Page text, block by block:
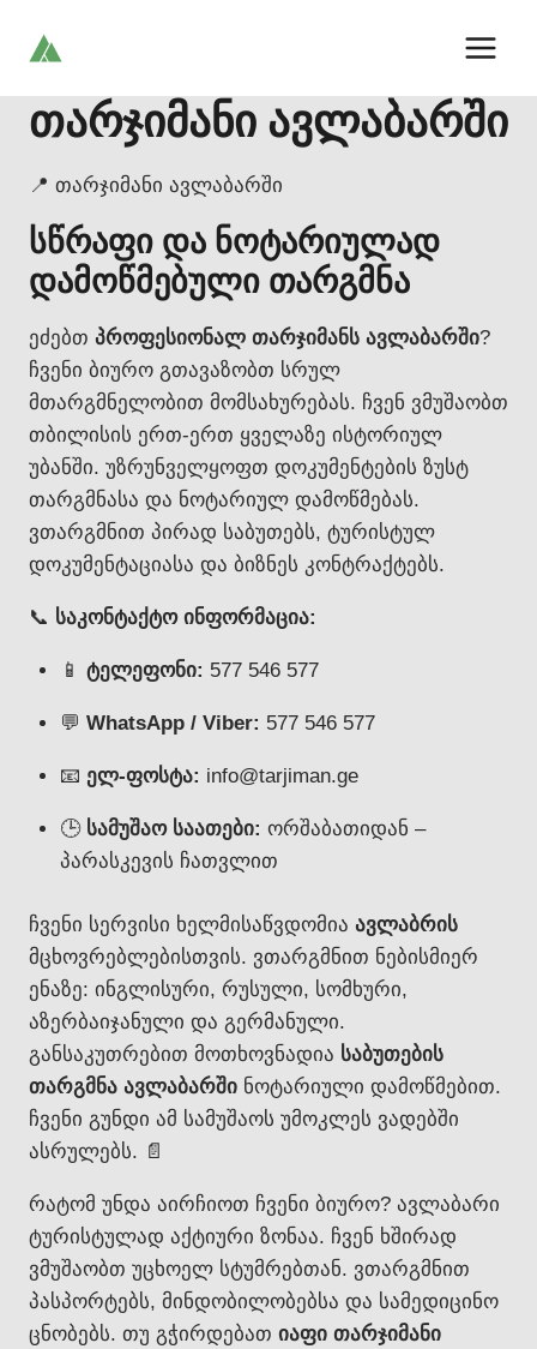
თარჯიმანი ავლაბარში
📍 თარჯიმანი ავლაბარში
სწრაფი და ნოტარიულად
დამოწმებული თარგმნა
ეძებთ პროფესიონალ თარჯიმანს ავლაბარში?
ჩვენი ბიურო გთავაზობთ სრულ
მთარგმნელობით მომსახურებას. ჩვენ ვმუშაობთ
თბილისის ერთ-ერთ ყველაზე ისტორიულ
უბანში. უზრუნველყოფთ დოკუმენტების ზუსტ
თარგმნასა და ნოტარიულ დამოწმებას.
ვთარგმნით პირად საბუთებს, ტურისტულ
დოკუმენტაციასა და ბიზნეს კონტრაქტებს.
📞 საკონტაქტო ინფორმაცია:
📱 ტელეფონი: 577 546 577
💬 WhatsApp / Viber: 577 546 577
📧 ელ-ფოსტა: info@tarjiman.ge
🕒 სამუშაო საათები: ორშაბათიდან –
პარასკევის ჩათვლით
ჩვენი სერვისი ხელმისაწვდომია ავლაბრის
მცხოვრებლებისთვის. ვთარგმნით ნებისმიერ
ენაზე: ინგლისური, რუსული, სომხური,
აზერბაიჯანული და გერმანული.
განსაკუთრებით მოთხოვნადია საბუთების
თარგმნა ავლაბარში ნოტარიული დამოწმებით.
ჩვენი გუნდი ამ სამუშაოს უმოკლეს ვადებში
ასრულებს. 📄
რატომ უნდა აირჩიოთ ჩვენი ბიურო? ავლაბარი
ტურისტულად აქტიური ზონაა. ჩვენ ხშირად
ვმუშაობთ უცხოელ სტუმრებთან. ვთარგმნით
პასპორტებს, მინდობილობებსა და სამედიცინო
ცნობებს. თუ გჭირდებათ იაფი თარჯიმანი